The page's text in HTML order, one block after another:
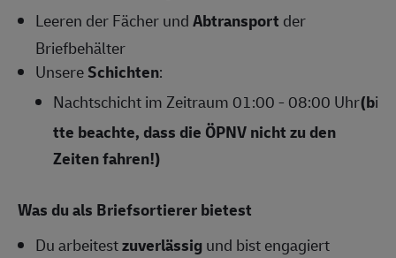
Leeren der Fächer undAbtransport der
Briefbehälter
UnsereSchichten:
Nachtschicht im Zeitraum 01:00 - 08:00 Uhr(bi
tte beachte, dass die ÖPNV nicht zu den
Zeiten fahren!)
Was du als Briefsortierer bietest
Du arbeitestzuverlässigund bist engagiert